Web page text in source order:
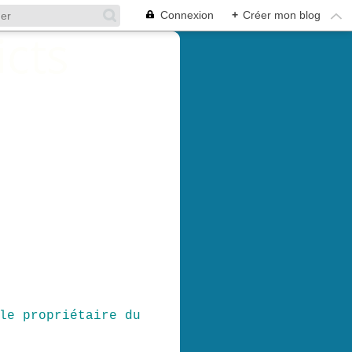
Connexion + Créer mon blog
propriétaire du